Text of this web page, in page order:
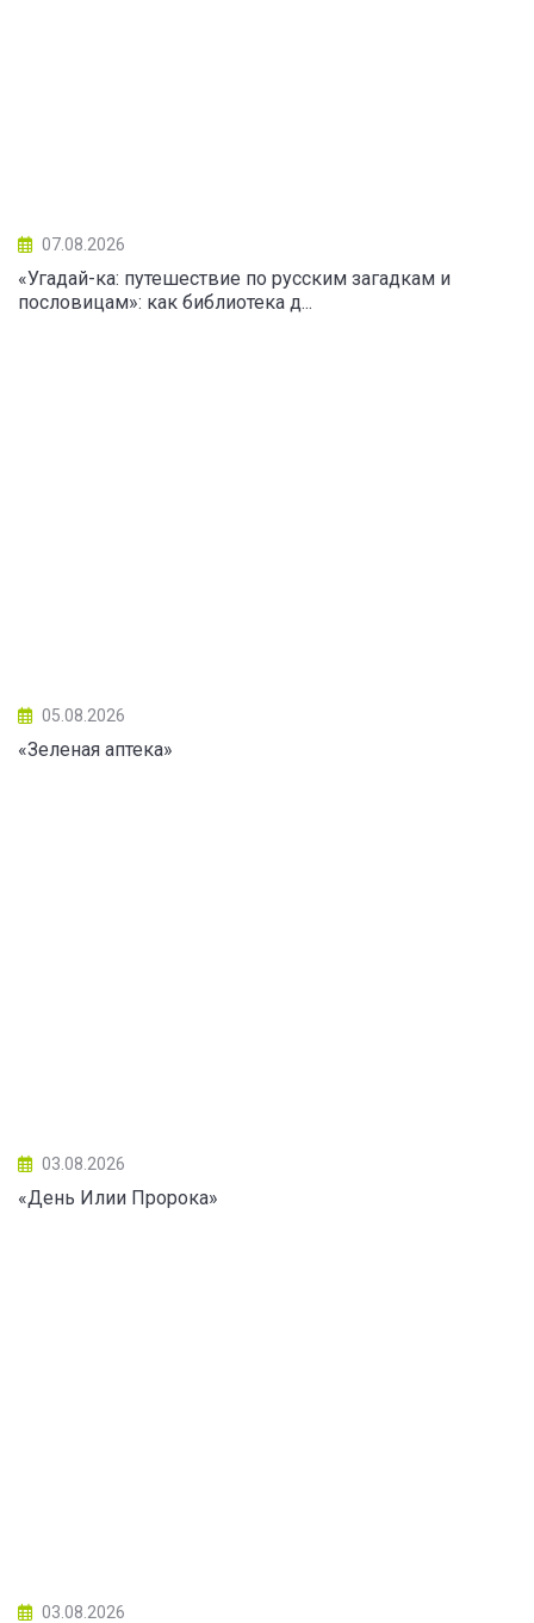
07.08.2026
«Угадай-ка: путешествие по русским загадкам и
пословицам»: как библиотека д...
05.08.2026
«Зеленая аптека»
03.08.2026
«День Илии Пророка»
03.08.2026